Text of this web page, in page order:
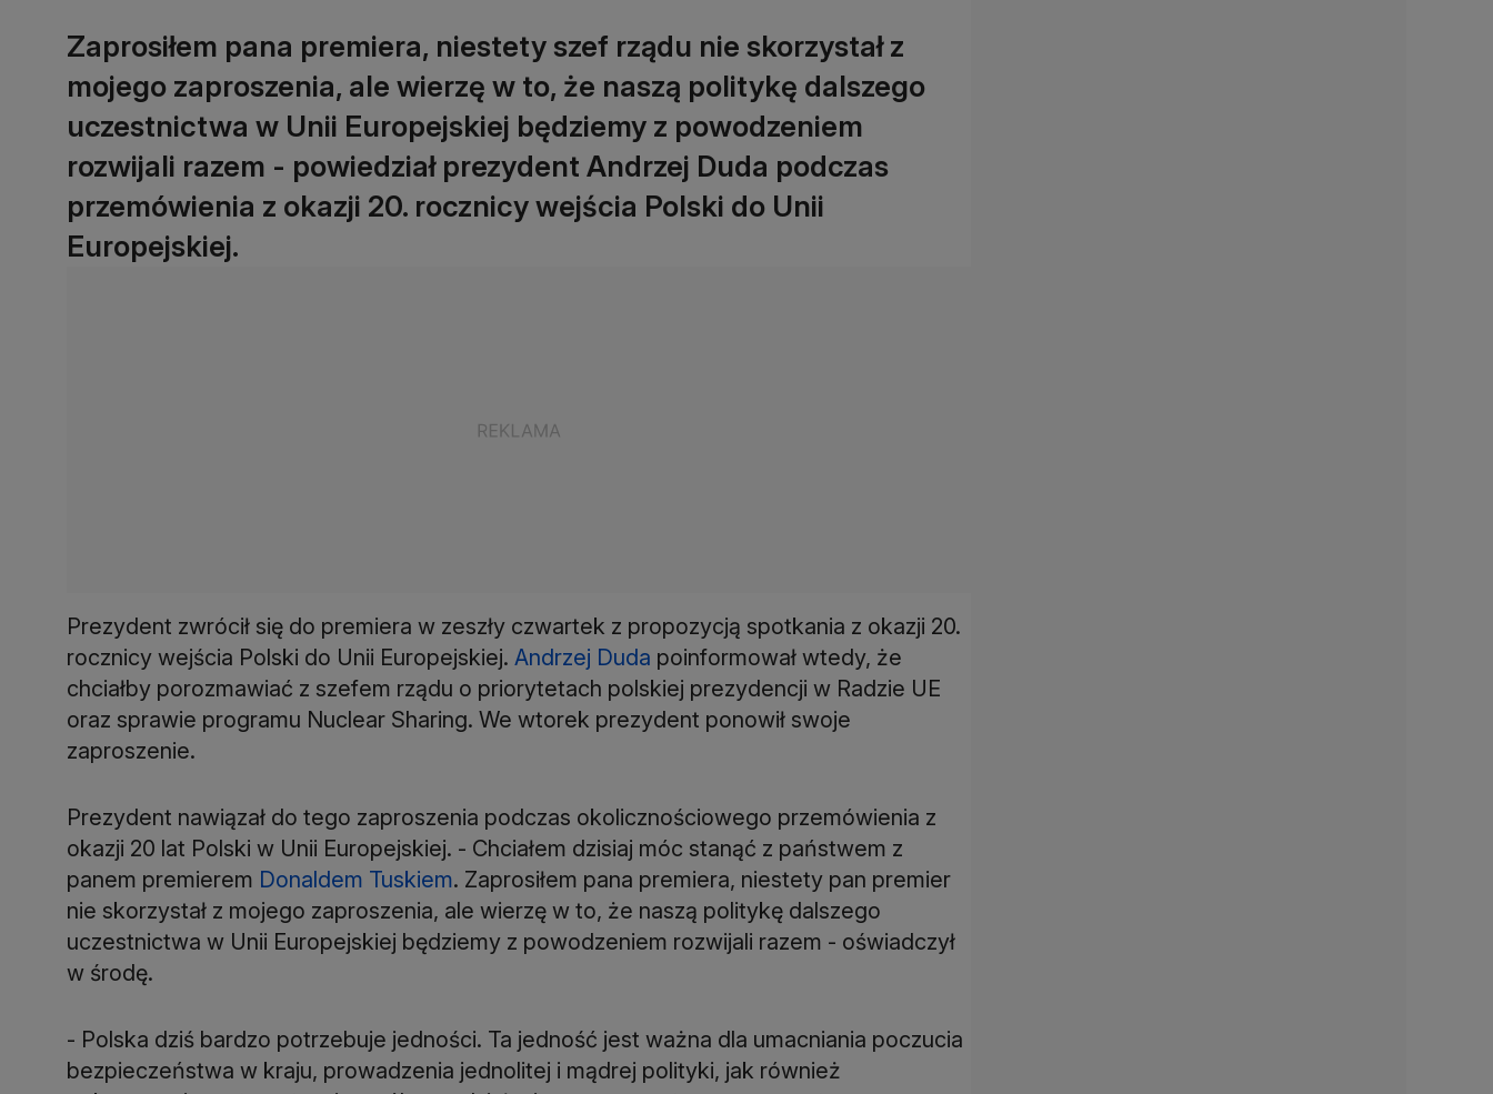
Zaprosiłem pana premiera, niestety szef rządu nie skorzystał z
mojego zaproszenia, ale wierzę w to, że naszą politykę dalszego
uczestnictwa w Unii Europejskiej będziemy z powodzeniem
rozwijali razem - powiedział prezydent Andrzej Duda podczas
przemówienia z okazji 20. rocznicy wejścia Polski do Unii
Europejskiej.
Prezydent zwrócił się do premiera w zeszły czwartek z propozycją spotkania z okazji 20.
rocznicy wejścia Polski do Unii Europejskiej. Andrzej Duda poinformował wtedy, że
chciałby porozmawiać z szefem rządu o priorytetach polskiej prezydencji w Radzie UE
oraz sprawie programu Nuclear Sharing. We wtorek prezydent ponowił swoje
zaproszenie.
Prezydent nawiązał do tego zaproszenia podczas okolicznościowego przemówienia z
okazji 20 lat Polski w Unii Europejskiej. - Chciałem dzisiaj móc stanąć z państwem z
panem premierem Donaldem Tuskiem. Zaprosiłem pana premiera, niestety pan premier
nie skorzystał z mojego zaproszenia, ale wierzę w to, że naszą politykę dalszego
uczestnictwa w Unii Europejskiej będziemy z powodzeniem rozwijali razem - oświadczył
w środę.
- Polska dziś bardzo potrzebuje jedności. Ta jedność jest ważna dla umacniania poczucia
bezpieczeństwa w kraju, prowadzenia jednolitej i mądrej polityki, jak również